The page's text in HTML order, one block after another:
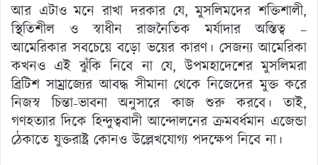
আর এটাও মনে রাখা দরকার যে, মুসলিমদের শক্তিশালী,
স্থিতিশীল ও স্বাধীন রাজনৈতিক মর্যাদার অস্তিত্ব –
আমেরিকার সবচেয়ে বড়ো ভয়ের কারণ। সেজন্য আমেরিকা
কখনও এই ঝুঁকি নিবে না যে, উপমহাদেশের মুসলিমরা
ব্রিটিশ সাম্রাজ্যের আবদ্ধ সীমানা থেকে নিজেদের মুক্ত করে
নিজস্ব চিন্তা-ভাবনা অনুসারে কাজ শুরু করবে। তাই,
গণহত্যার দিকে হিন্দুত্ববাদী আন্দোলনের ক্রমবর্ধমান এজেন্ডা
ঠেকাতে যুক্তরাষ্ট্র কোনও উল্লেখযোগ্য পদক্ষেপ নিবে না।